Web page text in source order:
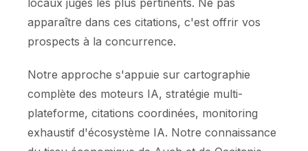
locaux jugés les plus pertinents. Ne pas
apparaître dans ces citations, c'est offrir vos
prospects à la concurrence.
Notre approche s'appuie sur cartographie
complète des moteurs IA, stratégie multi-
plateforme, citations coordinées, monitoring
exhaustif d'écosystème IA. Notre connaissance